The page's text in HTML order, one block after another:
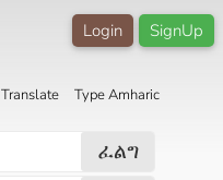
SignUp
Login
Translate Type Amharic
ፈልግ